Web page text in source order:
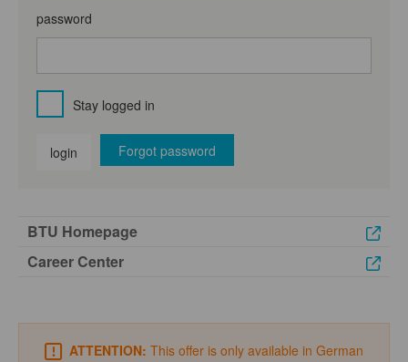
password
Stay logged in
login Forgot password
BTU Homepage
Career Center
ATTENTION: This offer is only available in German